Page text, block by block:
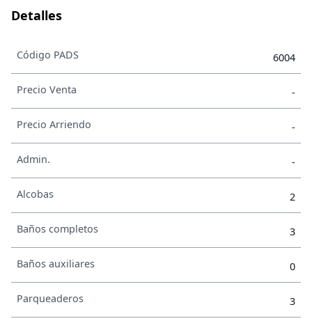
Detalles
Código PADS 6004
Precio Venta -
Precio Arriendo -
Admin. -
Alcobas 2
Baños completos 3
Baños auxiliares 0
Parqueaderos 3